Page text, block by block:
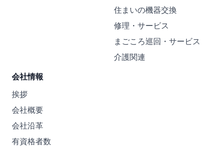
住まいの機器交換
修理・サービス
まごころ巡回・サービス
介護関連
会社情報
挨拶
会社概要
会社沿革
有資格者数